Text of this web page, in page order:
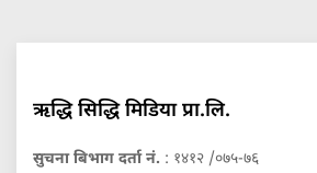
ऋद्धि सिद्धि मिडिया प्रा.लि.
सुचना बिभाग दर्ता नं. : १४१२ /०७५-७६